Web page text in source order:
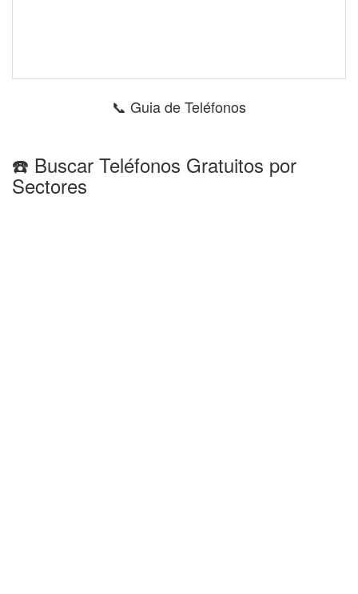
📞 Guia de Teléfonos
☎️ Buscar Teléfonos Gratuitos por
Sectores